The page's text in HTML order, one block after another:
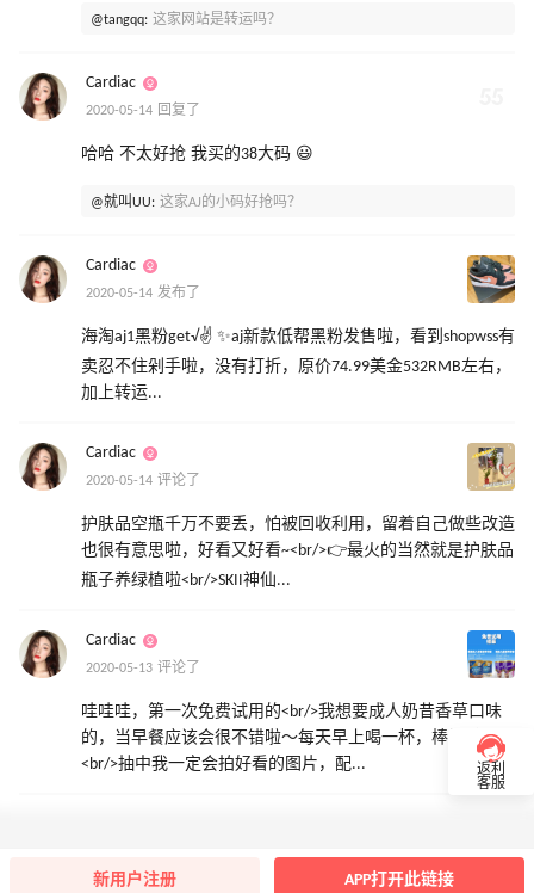
@tangqq: 这家网站是转运吗？
Cardiac
2020-05-14 回复了
哈哈 不太好抢 我买的38大码 😃
@就叫UU: 这家AJ的小码好抢吗？
Cardiac
2020-05-14 发布了
海淘aj1黑粉get√✌ ✨aj新款低帮黑粉发售啦，看到shopwss有
卖忍不住剁手啦，没有打折，原价74.99美金532RMB左右，
加上转运...
Cardiac
2020-05-14 评论了
护肤品空瓶千万不要丢，怕被回收利用，留着自己做些改造
也很有意思啦，好看又好看~<br/>👉最火的当然就是护肤品
瓶子养绿植啦<br/>SKII神仙...
Cardiac
2020-05-13 评论了
哇哇哇，第一次免费试用的<br/>我想要成人奶昔香草口味
的，当早餐应该会很不错啦～每天早上喝一杯，棒棒哒。
<br/>抽中我一定会拍好看的图片，配...
返利
客服
新用户注册 APP打开此链接